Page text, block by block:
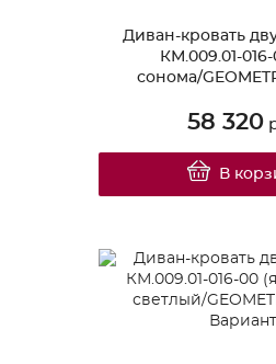
Диван-кровать
КМ.009.01-
сонома/
58 320
В